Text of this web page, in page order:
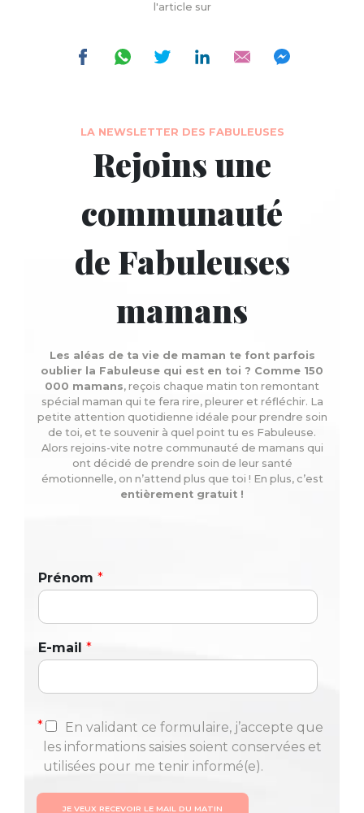
l'article sur
LA NEWSLETTER DES FABULEUSES
Rejoins une
communauté
de Fabuleuses
mamans
Les aléas de ta vie de maman te font parfois
oublier la Fabuleuse qui est en toi ? Comme 150
000 mamans, reçois chaque matin ton remontant
spécial maman qui te fera rire, pleurer et réfléchir. La
petite attention quotidienne idéale pour prendre soin
de toi, et te souvenir à quel point tu es Fabuleuse.
Alors rejoins-vite notre communauté de mamans qui
ont décidé de prendre soin de leur santé
émotionnelle, on n’attend plus que toi ! En plus, c’est
entièrement gratuit !
Prénom *
E-mail *
*
En validant ce formulaire, j’accepte que
les informations saisies soient conservées et
utilisées pour me tenir informé(e).
JE VEUX RECEVOIR LE MAIL DU MATIN